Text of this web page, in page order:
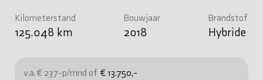
Kilometerstand
125.048 km
Bouwjaar
2018
Brandstof
Hybride
v.a. € 237-p/mnd of € 13.750,-